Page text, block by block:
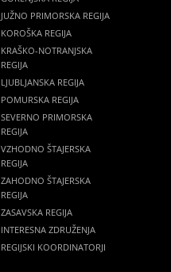
JUŽNO PRIMORSKA REGIJA
KOROŠKA REGIJA
KRAŠKO-NOTRANJSKA
REGIJA
LJUBLJANSKA REGIJA
POMURSKA REGIJA
SEVERNO PRIMORSKA
REGIJA
VZHODNO ŠTAJERSKA
REGIJA
ZAHODNO ŠTAJERSKA
REGIJA
ZASAVSKA REGIJA
INTERESNA ZDRUŽENJA
REGIJSKI KOORDINATORJI